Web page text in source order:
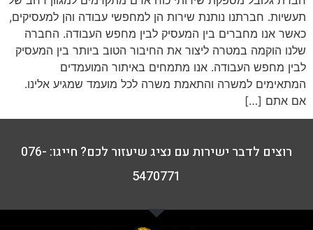
תעשיות. חברתנו נותנת שירות הן למחפשי עבודה והן למעסיקים,
כאשר אנו מחברים בין המעסיק לבין מחפש העבודה. החברה
שלנו הוקמה במטרה ליצור את החיבור הטוב ביותר בין המעסיק
לבין מחפש העבודה. אנו מתמחים באיתור המועמדים
המתאימים למשרה והתאמת משרה לכל מועמד שמגיע אלינו.
אם אתם […]
רוצים לדבר ישירות עם נציג שיעזור לכם? חייגו: 076-
5470771